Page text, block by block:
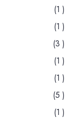
(1 )
(1 )
(3 )
(1 )
(1 )
(5 )
(1 )